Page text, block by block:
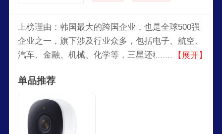
上榜理由：韩国最大的跨国企业，也是全球500强
企业之一，旗下涉及行业众多，包括电子、航空、
汽车、金融、机械、化学等，三星还积极投资研
量的专利，三星电子在多个国家和地区设有研发中
【展开】
单品推荐